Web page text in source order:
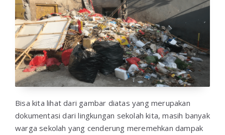
Bisa kita lihat dari gambar diatas yang merupakan
dokumentasi dari lingkungan sekolah kita, masih banyak
warga sekolah yang cenderung meremehkan dampak